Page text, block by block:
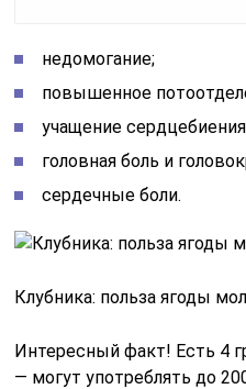
недомогание;
повышенное
учащение
головная боль и
сердечные боли.
Клубника: польза ягоды
Интересный факт! Есть 4
— могут употреблять до